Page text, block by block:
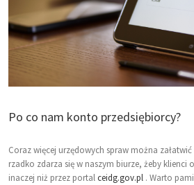
Po co nam konto przedsiębiorcy?
Coraz więcej urzędowych spraw można
rzadko zdarza się w naszym biurze, żeby klienci
inaczej niż przez portalceidg.gov.pl . Warto